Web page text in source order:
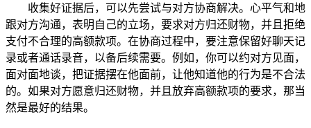
收集好证据后，可以先尝试与对方协商解决。心平气和地
跟对方沟通，表明自己的立场，要求对方归还财物，并且拒绝
支付不合理的高额款项。在协商过程中，要注意保留好聊天记
录或者通话录音，以备后续需要。例如，你可以约对方见面，
面对面地谈，把证据摆在他面前，让他知道他的行为是不合法
的。如果对方愿意归还财物，并且放弃高额款项的要求，那当
然是最好的结果。